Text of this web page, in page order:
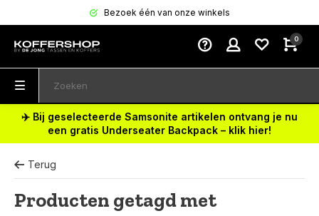
Bezoek één van onze winkels
0
✈️ Bij geselecteerde Samsonite artikelen ontvang je nu
een gratis Underseater Backpack – klik hier!
Terug
Producten getagd met